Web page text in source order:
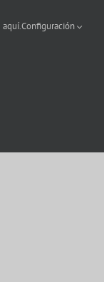
aquí.Configuración